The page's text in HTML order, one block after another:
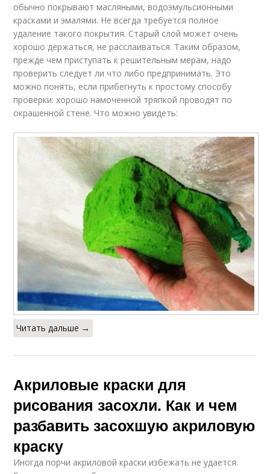
обычно покрывают масляными, водоэмульсионными
красками и эмалями. Не всегда требуется полное
удаление такого покрытия. Старый слой может очень
хорошо держаться, не расслаиваться. Таким образом,
прежде чем приступать к решительным мерам, надо
проверить следует ли что либо предпринимать. Это
можно понять, если прибегнуть к простому способу
проверки: хорошо намоченной тряпкой проводят по
окрашенной стене. Что можно увидеть:
Читать дальше →
Акриловые краски для
рисования засохли. Как и чем
разбавить засохшую акриловую
краску
Иногда порчи акриловой краски избежать не удается.